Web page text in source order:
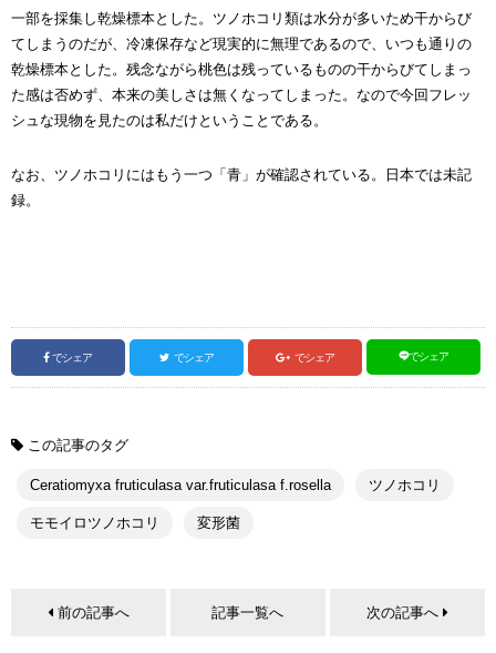
一部を採集し乾燥標本とし た 。ツノホコリ類は水分が多いため干からび
てしまうのだが、冷凍保存など現実的に無理であるので、いつも通りの
乾燥標本とした。残念ながら桃色は残っているものの干からびてしまっ
た感は否めず、本来の美しさは無くなってしまった。なので今回フレッ
シュな現物を見たのは私だけということである。
なお、ツノホコリにはもう一つ「青」が確認されている。日本では未記
録。
でシェア でシェア でシェア でシェア
この記事のタグ
Ceratiomyxa fruticulasa var.fruticulasa f.rosella ツノホコリ
モモイロツノホコリ 変形菌
前の記事へ 記事一覧へ 次の記事へ